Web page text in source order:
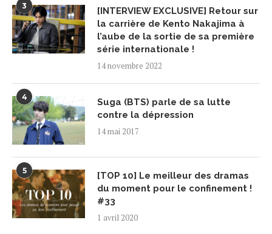
3
[INTERVIEW EXCLUSIVE] Retour sur
la carrière de Kento Nakajima à
l’aube de la sortie de sa première
série internationale !
14 novembre 2022
4
Suga (BTS) parle de sa lutte
contre la dépression
14 mai 2017
5
[TOP 10] Le meilleur des dramas
du moment pour le confinement !
#33
1 avril 2020